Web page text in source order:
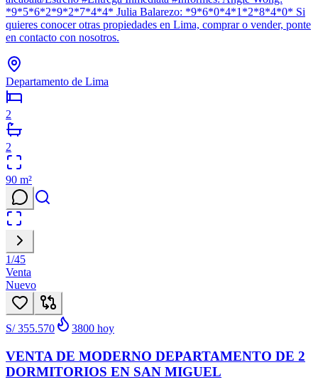
*9*5*6*2*9*2*7*4*4* Julia Balarezo: *9*6*0*4*1*2*8*4*0* Si
quieres conocer otras propiedades en Lima, comprar o vender, ponte
en contacto con nosotros.
Departamento de Lima
2
2
90 m²
1/45
Venta
Nuevo
S/ 355.570 3800 hoy
VENTA DE MODERNO DEPARTAMENTO DE 2
DORMITORIOS EN SAN MIGUEL